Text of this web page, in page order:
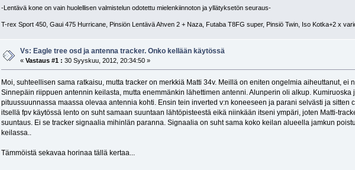
-Lentävä kone on vain huolellisen valmistelun odotettu mielenkiinnoton ja yllätyksetön seuraus-
T-rex Sport 450, Gaui 475 Hurricane, Pinsiön Lentävä Ahven 2 + Naza, Futaba T8FG super, Pinsiö Twin, Iso Kotka+2 x
Vs: Eagle tree osd ja antenna tracker. Onko kellään käytössä
«Vastaus #1 : 30 Syyskuu, 2012, 20:34:50 »
Moi, suhteellisen sama ratkaisu, mutta tracker on merkkiä Matti 34v. Meillä on eniten ongelmia aiheuttanut,
Sinnepäin riippuen antennin keilasta, mutta enemmänkin lähettimen antenni. Alunperin oli alkup.
pituussuunnassa maassa olevaa antennia kohti. Ensin tein inverted v:n koneeseen ja parani selvästi ja sitten
itsellä fpv käytössä lento on suht samaan suuntaan lähtöpisteestä eikä niinkään itseni ympäri, joten Matti-
suuntaus. Ei se tracker signaalia mihinlän paranna. Signaalia on suht sama koko keilan alueella jamkun
keilassa..
Tämmöistä sekavaa horinaa tällä kertaa...